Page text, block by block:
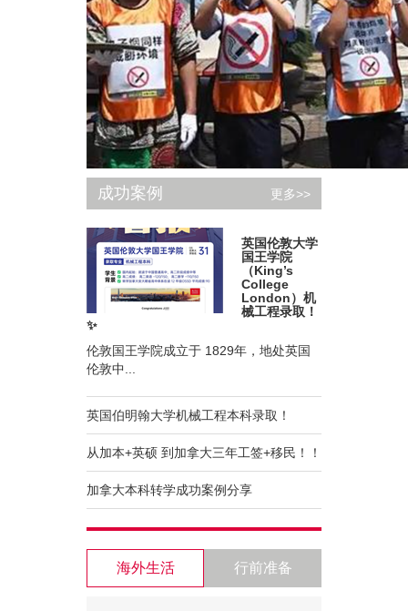
成功案例 更多>>
英国伦敦大学
国王学院
（King’s
College
London）机
械工程录取！
✨
伦敦国王学院成立于 1829年，地处英国
伦敦中...
英国伯明翰大学机械工程本科录取！
从加本+英硕 到加拿大三年工签+移民！！
加拿大本科转学成功案例分享
海外生活 行前准备